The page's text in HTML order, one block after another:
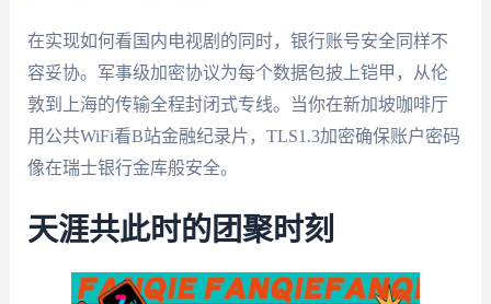
在实现如何看国内电视剧的同时，银行账号安全同样不
容妥协。军事级加密协议为每个数据包披上铠甲，从伦
敦到上海的传输全程封闭式专线。当你在新加坡咖啡厅
用公共WiFi看B站金融纪录片，TLS1.3加密确保账户密码
像在瑞士银行金库般安全。
天涯共此时的团聚时刻